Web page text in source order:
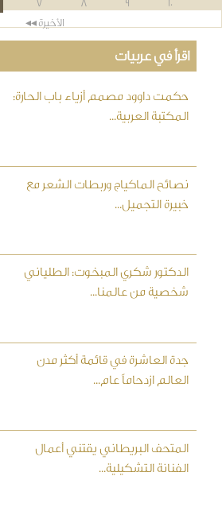
الأخيرة ◂◂
اقرأ في عربيات
حكمت داوود مصمم أزياء باب الحارة:
المكتبة العربية...
نصائح الماكياج وربطات الشعر مع
خبيرة التجميل...
الدكتور شكري المبخوت: الطلياني
شخصية من عالمنا...
جدة العاشرة في قائمة أكثر مدن
العالم ازدحاماً عام...
المتحف البريطاني يقتني أعمال
الفنانة التشكيلية...